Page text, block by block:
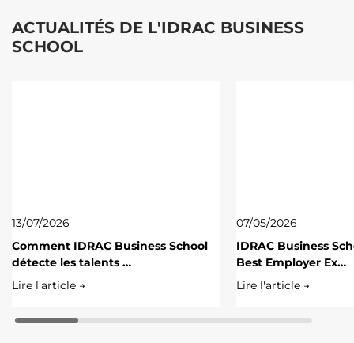
ACTUALITÉS DE L'IDRAC BUSINESS
SCHOOL
13/07/2026
Comment IDRAC Business School
détecte les talents …
Lire l'article →
07/05/2026
IDRAC Business
Best Employer Ex…
Lire l'article →